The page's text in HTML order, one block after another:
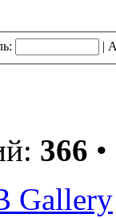
|
366
Gallery